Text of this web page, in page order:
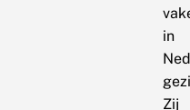
in
Zij